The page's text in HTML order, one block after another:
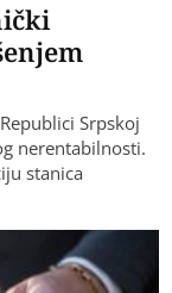
Srpskoj
nerentabilnosti.
stanica